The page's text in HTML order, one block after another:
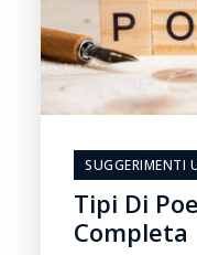
SUGGERIMENTI
Tipi Di
Completa